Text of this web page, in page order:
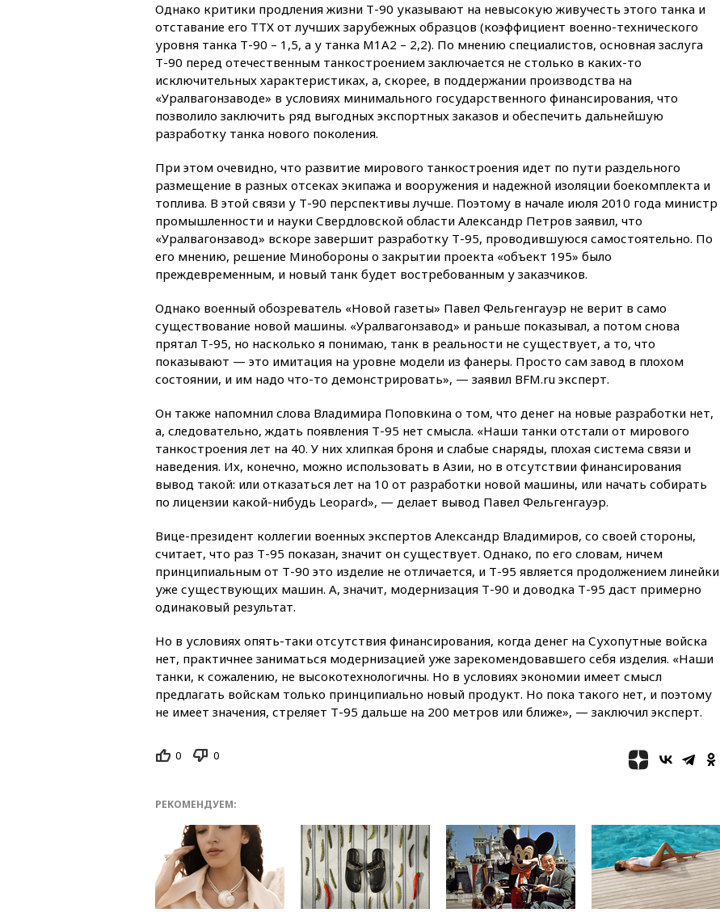
Персидском заливе и на
Украине
13:09 Суд обязал москвичку
выселить из квартиры
крокодила, лису и других
животных
12:51Россия планирует
Вьетнама
12:36Экспорт растворимого
кофе из России достиг
рекордных показателей
12:30Российские войска
взяли под контроль село
Анискино в Харьковской
12:15Минцифры РФ не
планирует вводить
ограничения на доступ детей
в соцсети
11:58Резаи: Иран не допустит
Ормузском проливе
11:48Жители Москвы и
Подмосковья сообщили о
громких взрывах
11:41 ТПП предлагает
изменить процедуру
пострадавших от атак БПЛА
продавцов
11:38 Шадаев исключил
запуск мессенджера на
«Госуслугах»
Таиланде погибли пять
человек
11:19Россия рассчитывает
заключить безвизовые
соглашения с Индонезией и
Малайзией
«Ведомости»: на партию
«Яблоко» ополчились
раздавать питьевую воду
бесплатно
10:41
Бывшая глава брокера
Mind Money Юлия Хандошко
признала свою вину
Однако критики продления жизни Т-90 указывают на невысокую живучесть этого танка и
отставание его ТТХ от лучших зарубежных образцов (коэффициент военно-технического
уровня танка Т-90 – 1,5, а у танка М1А2 – 2,2). По мнению специалистов, основная заслуга
Т-90 перед отечественным танкостроением заключается не столько в каких-то
исключительных характеристиках, а, скорее, в поддержании производства на
«Уралвагонзаводе» в условиях минимального государственного финансирования, что
позволило заключить ряд выгодных экспортных заказов и обеспечить дальнейшую
разработку танка нового поколения.
При этом очевидно, что развитие мирового танкостроения идет по пути раздельного
размещение в разных отсеках экипажа и вооружения и надежной изоляции боекомплекта и
топлива. В этой связи у Т-90 перспективы лучше. Поэтому в начале июля 2010 года министр
промышленности и науки Свердловской области Александр Петров заявил, что
«Уралвагонзавод» вскоре завершит разработку Т-95, проводившуюся самостоятельно. По
его мнению, решение Минобороны о закрытии проекта «объект 195» было
преждевременным, и новый танк будет востребованным у заказчиков.
Однако военный обозреватель «Новой газеты» Павел Фельгенгауэр не верит в само
существование новой машины. «Уралвагонзавод» и раньше показывал, а потом снова
прятал Т-95, но насколько я понимаю, танк в реальности не существует, а то, что
показывают — это имитация на уровне модели из фанеры. Просто сам завод в плохом
состоянии, и им надо что-то демонстрировать», — заявил BFM.ru эксперт.
Он также напомнил слова Владимира Поповкина о том, что денег на новые разработки нет,
а, следовательно, ждать появления Т-95 нет смысла. «Наши танки отстали от мирового
танкостроения лет на 40. У них хлипкая броня и слабые снаряды, плохая система связи и
наведения. Их, конечно, можно использовать в Азии, но в отсутствии финансирования
вывод такой: или отказаться лет на 10 от разработки новой машины, или начать собирать
по лицензии какой-нибудь Leopard», — делает вывод Павел Фельгенгауэр.
Вице-президент коллегии военных экспертов Александр Владимиров, со своей стороны,
считает, что раз Т-95 показан, значит он существует. Однако, по его словам, ничем
принципиальным от Т-90 это изделие не отличается, и Т-95 является продолжением линейки
уже существующих машин. А, значит, модернизация Т-90 и доводка Т-95 даст примерно
одинаковый результат.
Но в условиях опять-таки отсутствия финансирования, когда денег на Сухопутные войска
нет, практичнее заниматься модернизацией уже зарекомендовавшего себя изделия. «Наши
танки, к сожалению, не высокотехнологичны. Но в условиях экономии имеет смысл
предлагать войскам только принципиально новый продукт. Но пока такого нет, и поэтому
не имеет значения, стреляет Т-95 дальше на 200 метров или ближе», — заключил эксперт.
0 0
РЕКОМЕНДУЕМ: